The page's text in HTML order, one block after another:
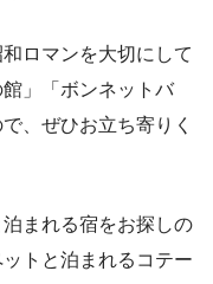
ロマンを大切にして
」「ボンネットバ
、ぜひお立ち寄りく
まれる宿をお探しの
トと泊まれるコテー